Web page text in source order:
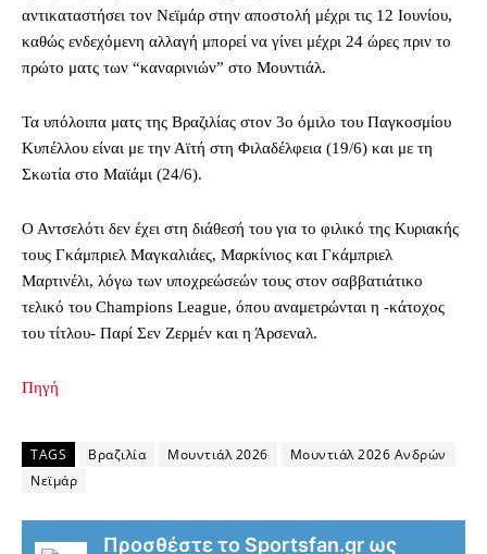
αντικαταστήσει τον Νεϊμάρ στην αποστολή μέχρι τις 12 Ιουνίου,
καθώς ενδεχόμενη αλλαγή μπορεί να γίνει μέχρι 24 ώρες πριν το
πρώτο ματς των “καναρινιών” στο Μουντιάλ.
Τα υπόλοιπα ματς της Βραζιλίας στον 3ο όμιλο του Παγκοσμίου
Κυπέλλου είναι με την Αϊτή στη Φιλαδέλφεια (19/6) και με τη
Σκωτία στο Μαϊάμι (24/6).
Ο Αντσελότι δεν έχει στη διάθεσή του για το φιλικό της Κυριακής
τους Γκάμπριελ Μαγκαλιάες, Μαρκίνιος και Γκάμπριελ
Μαρτινέλι, λόγω των υποχρεώσεών τους στον σαββατιάτικο
τελικό του Champions League, όπου αναμετρώνται η -κάτοχος
του τίτλου- Παρί Σεν Ζερμέν και η Άρσεναλ.
Πηγή
TAGS Βραζιλία Μουντιάλ 2026
Μουντιάλ 2026 Ανδρών
Νεϊμάρ
Προσθέστε το Sportsfan.gr ως